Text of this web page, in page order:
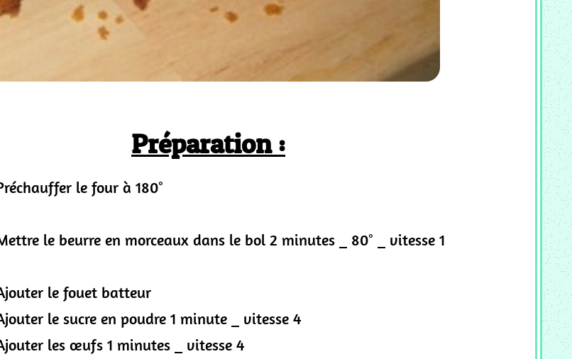
Préparation :
le four à 180°
le beurre en morceaux dans le bol 2 minutes _ 80° _ vitesse 1
le fouet batteur
le sucre en poudre 1 minute _ vitesse 4
les œufs 1 minutes _ vitesse 4